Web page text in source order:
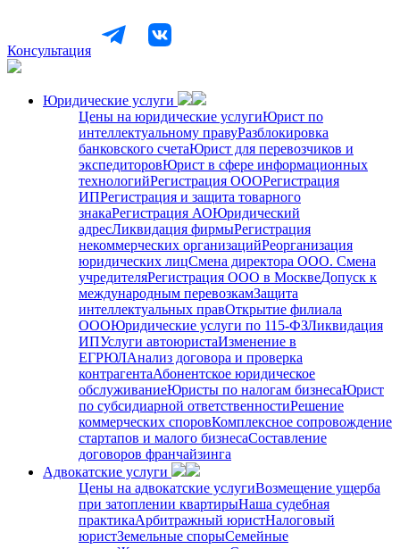
Консультация
Юридические услуги
Цены на юридические услугиЮрист по
интеллектуальному правуРазблокировка
банковского счетаЮрист для перевозчиков и
экспедиторовЮрист в сфере информационных
технологийРегистрация ОООРегистрация
ИПРегистрация и защита товарного
знакаРегистрация АОЮридический
адресЛиквидация фирмыРегистрация
некоммерческих организацийРеорганизация
юридических лицСмена директора ООО. Смена
учредителяРегистрация ООО в МосквеДопуск к
международным перевозкамЗащита
интеллектуальных правОткрытие филиала
ОООЮридические услуги по 115-ФЗЛиквидация
ИПУслуги автоюристаИзменение в
ЕГРЮЛАнализ договора и проверка
контрагентаАбонентское юридическое
обслуживаниеЮристы по налогам бизнесаЮрист
по субсидиарной ответственностиРешение
коммерческих споровКомплексное сопровождение
стартапов и малого бизнесаСоставление
договоров франчайзинга
Адвокатские услуги
Цены на адвокатские услугиВозмещение ущерба
при затоплении квартирыНаша судебная
практикаАрбитражный юристНалоговый
юристЗемельные спорыСемейные